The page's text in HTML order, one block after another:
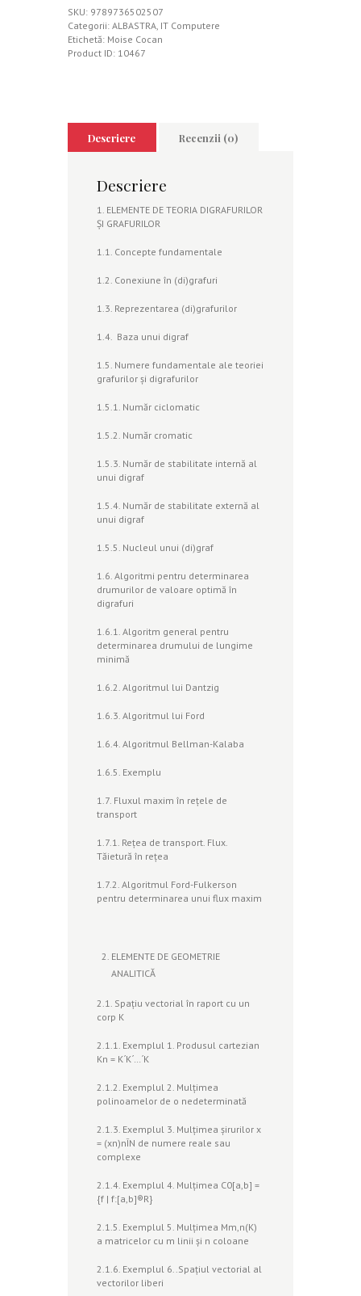
probabiliste
SKU: 9789736502507
Categorii: ALBASTRA, IT Computere
Etichetă: Moise Cocan
Product ID: 10467
Descriere Recenzii (0)
Descriere
1. ELEMENTE DE TEORIA DIGRAFURILOR
ŞI GRAFURILOR
1.1. Concepte fundamentale
1.2. Conexiune în (di)grafuri
1.3. Reprezentarea (di)grafurilor
1.4. Baza unui digraf
1.5. Numere fundamentale ale teoriei
grafurilor şi digrafurilor
1.5.1. Număr ciclomatic
1.5.2. Număr cromatic
1.5.3. Număr de stabilitate internă al
unui digraf
1.5.4. Număr de stabilitate externă al
unui digraf
1.5.5. Nucleul unui (di)graf
1.6. Algoritmi pentru determinarea
drumurilor de valoare optimă în
digrafuri
1.6.1. Algoritm general pentru
determinarea drumului de lungime
minimă
1.6.2. Algoritmul lui Dantzig
1.6.3. Algoritmul lui Ford
1.6.4. Algoritmul Bellman-Kalaba
1.6.5. Exemplu
1.7. Fluxul maxim în reţele de
transport
1.7.1. Reţea de transport. Flux.
Tăietură în reţea
1.7.2. Algoritmul Ford-Fulkerson
pentru determinarea unui flux maxim
ELEMENTE DE GEOMETRIE
ANALITICĂ
2.1. Spaţiu vectorial în raport cu un
corp K
2.1.1. Exemplul 1. Produsul cartezian
Kn = K´K´…´K
2.1.2. Exemplul 2. Mulţimea
polinoamelor de o nedeterminată
2.1.3. Exemplul 3. Mulţimea şirurilor x
= (xn)nÎN de numere reale sau
complexe
2.1.4. Exemplul 4. Mulţimea C0[a,b] =
{f | f:[a,b]®R}
2.1.5. Exemplul 5. Mulţimea Mm,n(K)
a matricelor cu m linii şi n coloane
2.1.6. Exemplul 6..Spaţiul vectorial al
vectorilor liberi